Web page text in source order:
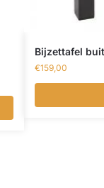
Bijzettafel
€159,00